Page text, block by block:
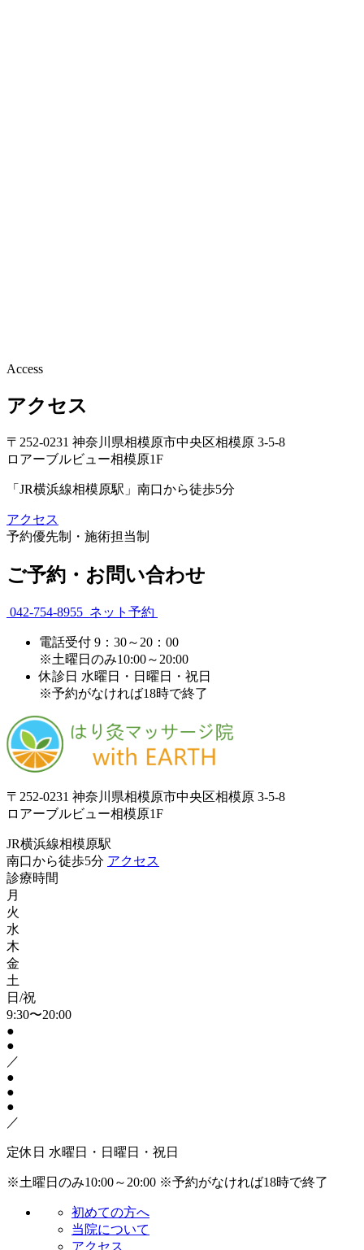
Access
アクセス
〒252-0231 神奈川県相模原市中央区相模原 3-5-8
ロアーブルビュー相模原1F
「JR横浜線相模原駅」南口から徒歩5分
アクセス
予約優先制・施術担当制
ご予約・お問い合わせ
042-754-8955 ネット予約
電話受付 9：30～20：00
※土曜日のみ10:00～20:00
休診日 水曜日・日曜日・祝日
※予約がなければ18時で終了
〒252-0231 神奈川県相模原市中央区相模原 3-5-8
ロアーブルビュー相模原1F
JR横浜線相模原駅
南口から徒歩5分 アクセス
診療時間
月
火
水
木
金
土
日/祝
9:30〜20:00
●
●
／
●
●
●
／
定休日 水曜日・日曜日・祝日
※土曜日のみ10:00～20:00 ※予約がなければ18時で終了
初めての方へ
当院について
アクセス